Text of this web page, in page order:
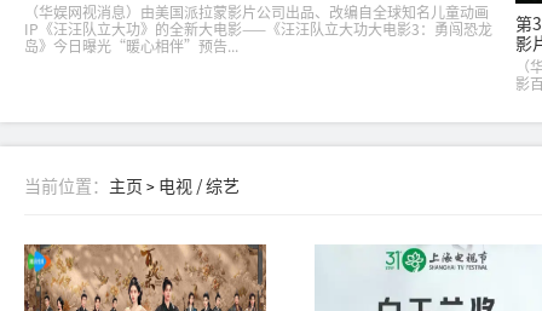
（华娱网视消息）由美国派拉蒙影片公司出品、改编自全球知名儿童动画
IP《汪汪队立大功》的全新大电影——《汪汪队立大功大电影3：勇闯恐龙
岛》今日曝光“暖心相伴”预告...
第
影
影
同
当前位置： 主页 > 电视 / 综艺